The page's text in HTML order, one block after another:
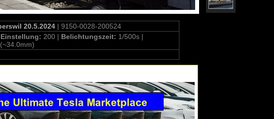
20.5.2024 | 9150-0028-200524
Einstellung: 200 | Belichtungszeit: 1/500s |